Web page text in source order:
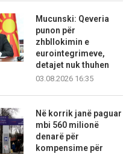
Mucunski: Qeveria
punon për
zhbllokimin e
eurointegrimeve,
detajet nuk thuhen
03.08.2026 16:35
Në korrik janë paguar
mbi 560 milionë
denarë për
kompensime për